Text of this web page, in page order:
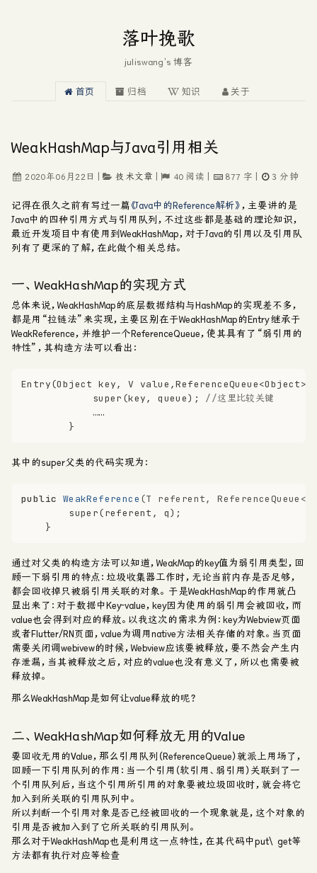
落叶挽歌
juliswang's 博客
首页 归档 知识 关于
WeakHashMap与Java引用相关
2020年06月22日 技术文章 | 40 阅读 877 字 3 分钟
记得在很久之前有写过一篇《Java中的Reference解析》 ，主要讲的是
Java中的四种引用方式与引用队列，不过这些都是基础的理论知识，
最近开发项目中有使用到WeakHashMap，对于Java的引用以及引用队
列有了更深的了解，在此做个相关总结。
一、WeakHashMap的实现方式
总体来说，WeakHashMap的底层数据结构与HashMap的实现差不多，
都是用“拉链法”来实现，主要区别在于WeakHashMap的Entry 继承于
WeakReference，并维护一个ReferenceQueue，使其具有了“弱引用的
特性”，其构造方法可以看出：
Entry(Object key, V value,ReferenceQueue<Object>
super (key, queue); //这里比较关键
            ……
        }
其中的super父类的代码实现为：
public WeakReference (T referent,
super(referent, q);
    }
通过对父类的构造方法可以知道，WeakMap的key值为弱引用类型，回
顾一下弱引用的特点： 垃圾收集器工作时，无论当前内存是否足够，
都会回收掉只被弱引用关联的对象。 于是WeakHashMap的作用就凸
显出来了： 对于数据中Key-value，key因为使用的弱引用会被回收，而
value也会得到对应的释放。 以我这次的需求为例：key为Webview页面
或者Flutter/RN页面，value为调用native方法相关存储的对象。当页面
需要关闭调webivew的时候，Webview应该要被释放，要不然会产生内
存泄漏，当其被释放之后，对应的value也没有意义了，所以也需要被
释放掉。
那么WeakHashMap是如何让value释放的呢？
二、WeakHashMap如何释放无用的Value
要回收无用的Value，那么引用队列（ReferenceQueue）就派上用场了，
回顾一下引用队列的作用： 当一个引用（软引用、弱引用）关联到了一
个引用队列后，当这个引用所引用的对象要被垃圾回收时，就会将它
加入到所关联的引用队列中。
所以判断一个引用对象是否已经被回收的一个现象就是，这个对象的
引用是否被加入到了它所关联的引用队列。
那么对于WeakHashMap也是利用这一点特性，在其代码中put\get等
方法都有执行对应等检查